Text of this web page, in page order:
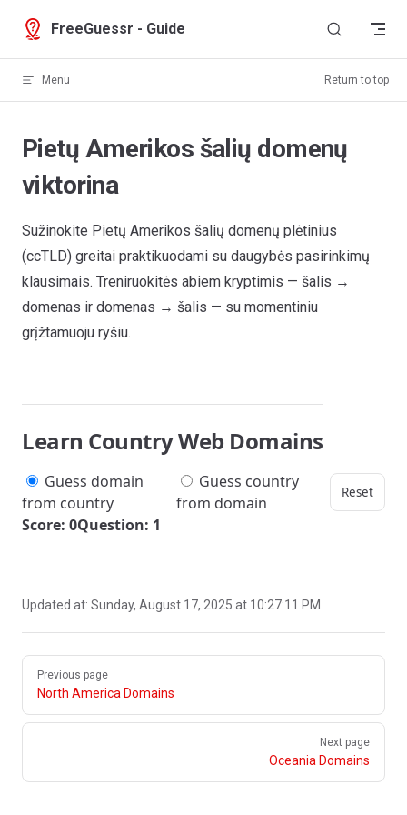
Skip to content
FreeGuessr - Guide
Menu Return to top
Pietų Amerikos šalių domenų
viktorina
Sužinokite Pietų Amerikos šalių domenų plėtinius
(ccTLD) greitai praktikuodami su daugybės pasirinkimų
klausimais. Treniruokitės abiem kryptimis — šalis →
domenas ir domenas → šalis — su momentiniu
grįžtamuoju ryšiu.
Learn Country Web Domains
Guess domain
from country
Guess country
from domain
Reset
Score: 0Question: 1
Updated at: Sunday, August 17, 2025 at 10:27:11 PM
Pager
Previous page
North America Domains
Next page
Oceania Domains